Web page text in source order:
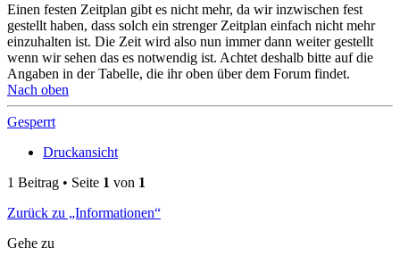
Einen festen Zeitplan gibt es nicht mehr, da wir inzwischen fest
gestellt haben, dass solch ein strenger Zeitplan einfach nicht mehr
einzuhalten ist. Die Zeit wird also nun immer dann weiter gestellt
wenn wir sehen das es notwendig ist. Achtet deshalb bitte auf die
Angaben in der Tabelle, die ihr oben über dem Forum findet.
Nach oben
Gesperrt
Druckansicht
1 Beitrag • Seite 1 von 1
Zurück zu „Informationen“
Gehe zu